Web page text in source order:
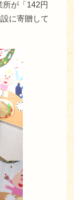
が「142円
に寄贈して